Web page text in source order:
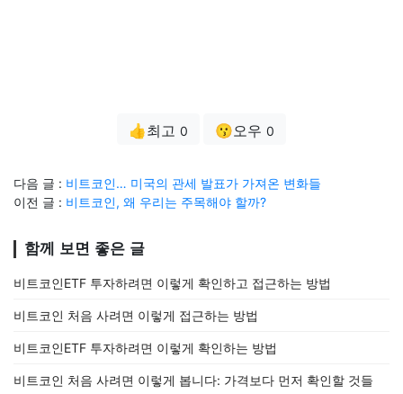
👍최고 0 😗오우 0
다음 글 : 비트코인… 미국의 관세 발표가 가져온 변화들
이전 글 : 비트코인, 왜 우리는 주목해야 할까?
함께 보면 좋은 글
비트코인ETF 투자하려면 이렇게 확인하고 접근하는 방법
비트코인 처음 사려면 이렇게 접근하는 방법
비트코인ETF 투자하려면 이렇게 확인하는 방법
비트코인 처음 사려면 이렇게 봅니다: 가격보다 먼저 확인할 것들